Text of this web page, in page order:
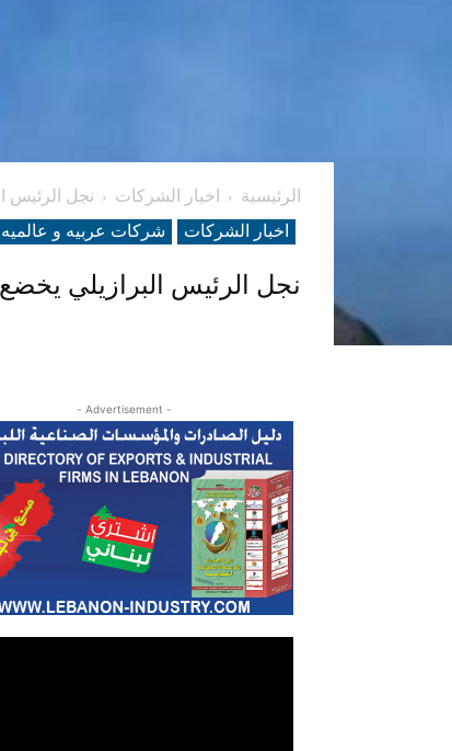
الرئيسية اخبار الشركات
نجل الرئيس
اخبار الشركات
شرکات عربیه و عالمیه
نجل الرئيس البرازيلي
- Advertisement -